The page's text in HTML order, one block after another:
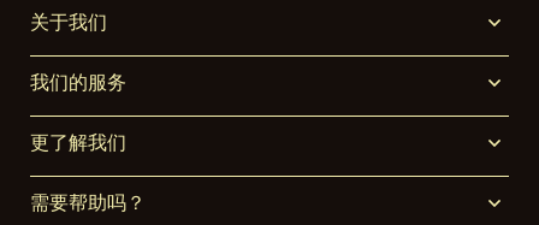
关于我们
我们的服务
更了解我们
需要帮助吗？